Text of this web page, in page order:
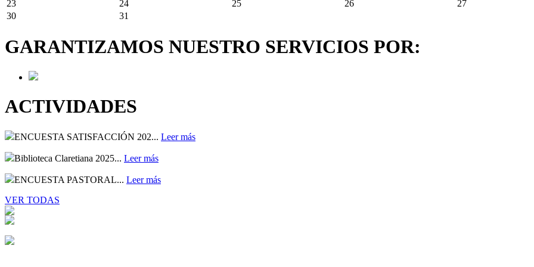
23
24 25 26 27
30
31
GARANTIZAMOS NUESTRO SERVICIOS POR:
ACTIVIDADES
ENCUESTA SATISFACCIÓN 202... Leer más
Biblioteca Claretiana 2025... Leer más
ENCUESTA PASTORAL... Leer más
VER TODAS